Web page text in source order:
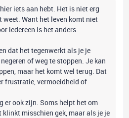
iets aan hebt. Het is niet erg
weet. Want het leven komt niet
iedereen is het anders.
dat het tegenwerkt als je je
of weg te stoppen. Je kan
maar het komt wel terug. Dat
frustratie, vermoeidheid of
er ook zijn. Soms helpt het om
klinkt misschien gek, maar als je je